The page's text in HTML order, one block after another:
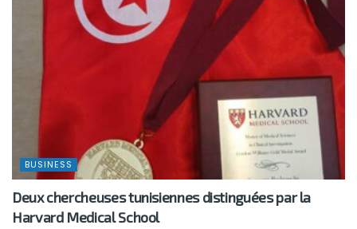
BUSINESS
Deux chercheuses tunisiennes distinguées par la
Harvard Medical School